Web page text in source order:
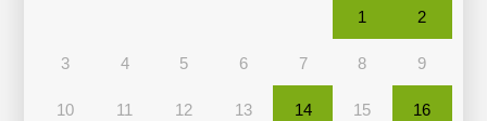
1 2
3 4 5 6 7 8 9
10 11 12 13 14 15 16